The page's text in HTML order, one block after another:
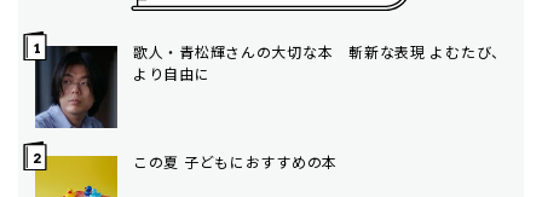
歌人・青松輝さんの大切な本 斬新な表現 よむたび、
より自由に
この夏 子どもにおすすめの本